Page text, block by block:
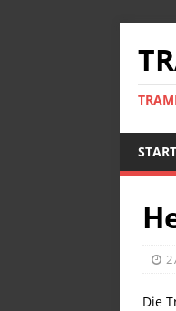
Die